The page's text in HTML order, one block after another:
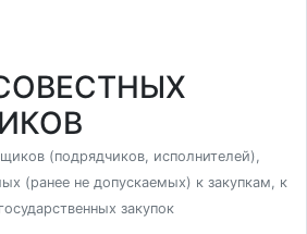
(подрядчиков, исполнителей),
(ранее не допускаемых) к закупкам, к
закупок